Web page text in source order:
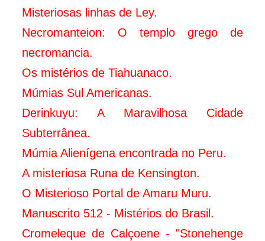
Misteriosas linhas de Ley.
Necromanteion: O templo grego de
necromancia.
Os mistérios de Tiahuanaco.
Múmias Sul Americanas.
Derinkuyu: A Maravilhosa Cidade
Subterrânea.
Múmia Alienígena encontrada no Peru.
A misteriosa Runa de Kensington.
O Misterioso Portal de Amaru Muru.
Manuscrito 512 - Mistérios do Brasil.
Cromeleque de Calçoene - "Stonehenge